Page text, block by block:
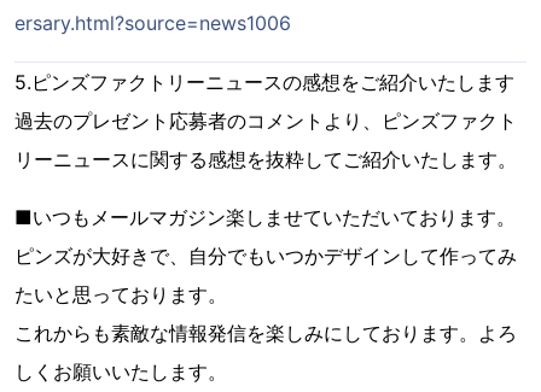
ersary.html?source=news1006
5.ピンズファクトリーニュースの感想をご紹介いたします
過去のプレゼント応募者のコメントより、ピンズファクト
リーニュースに関する感想を抜粋してご紹介いたします。
■いつもメールマガジン楽しませていただいております。
ピンズが大好きで、自分でもいつかデザインして作ってみ
たいと思っております。
これからも素敵な情報発信を楽しみにしております。よろ
しくお願いいたします。